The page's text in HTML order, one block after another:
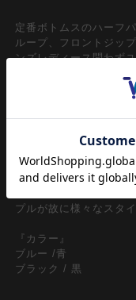
定番ボトムスのハーフ
ループ、フロントジッ
ンズレディース問わず
ヴィンテージライクな
たコットンデニム×膝
ーパービッグシルエッ
に表現。90年代にスケ
たような独特のルーズ
マルなシンプルスタイ
プルが故に様々なスタ
『カラー』
ブルー /青
ブラック / 黒